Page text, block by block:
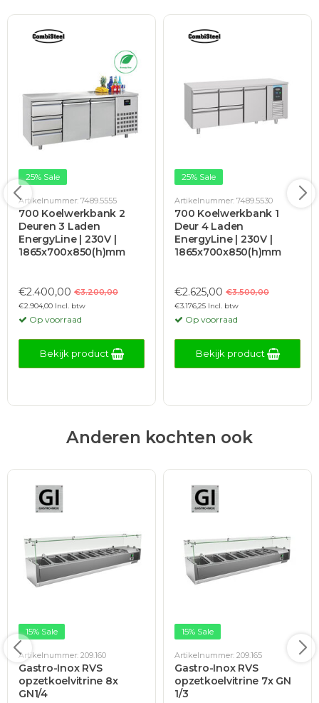
25% Sale
Artikelnummer: 7489.5555
700 Koelwerkbank 2
Deuren 3 Laden
EnergyLine | 230V |
1865x700x850(h)mm
€2.400,00 €3.200,00
€2.904,00 Incl. btw
Op voorraad
Bekijk product
25% Sale
Artikelnummer: 7489.5530
700 Koelwerkbank 1
Deur 4 Laden
EnergyLine | 230V |
1865x700x850(h)mm
€2.625,00 €3.500,00
€3.176,25 Incl. btw
Op voorraad
Bekijk product
Anderen kochten ook
15% Sale
Artikelnummer: 209.160
Gastro-Inox RVS
opzetkoelvitrine 8x
GN1/4
15% Sale
Artikelnummer: 209.165
Gastro-Inox RVS
opzetkoelvitrine 7x GN
1/3